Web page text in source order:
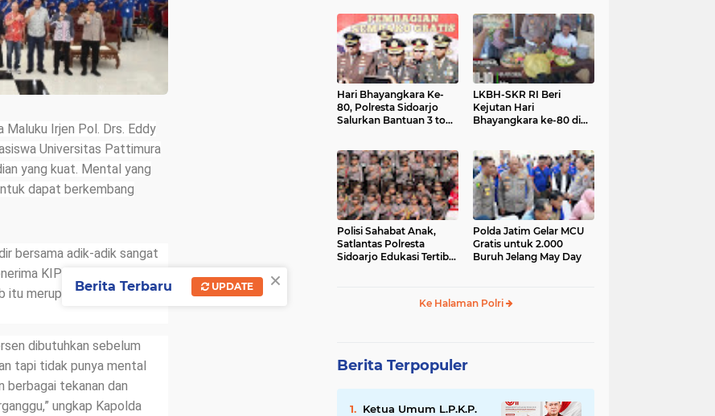
Maluku Irjen Pol. Drs. Eddy
Universitas Pattimura
yang kuat. Mental yang
dapat berkembang
bersama adik-adik sangat
KIP ini agar memiliki
itu merupakan modal awal
dibutuhkan sebelum
tapi tidak punya mental
berbagai tekanan dan
ungkap Kapolda
Hari Bhayangkara Ke-
80, Polresta Sidoarjo
Salurkan Bantuan 3 ton
LKBH-SKR RI Beri
Kejutan Hari
Bhayangkara ke-80 di
Polri
Polisi Sahabat Anak,
Satlantas Polresta
Sidoarjo Edukasi Tertib
Polda Jatim Gelar MCU
Gratis untuk 2.000
Buruh Jelang May Day
Ke Halaman Polri
Berita Terpopuler
Ketua Umum L.P.K.P.
×
Berita Terbaru UPDATE